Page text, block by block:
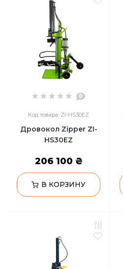
0
Код товара: ZI-HS30EZ
Дровокол Zipper ZI-
HS30EZ
206 100 ₴
В КОРЗИНУ